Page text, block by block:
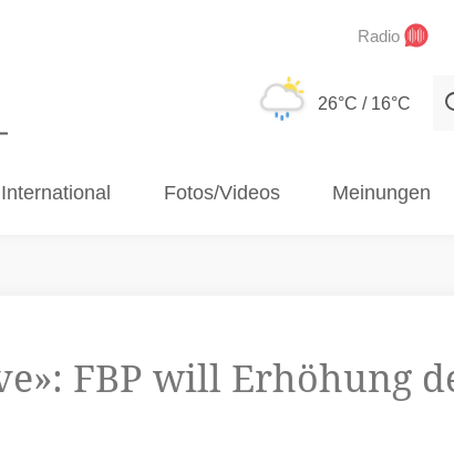
Radio
26°C / 16°C
International Fotos/Videos Meinungen
FBP will Erhöhung